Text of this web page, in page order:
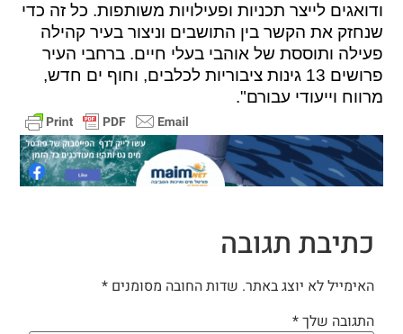
ודואגים לייצר תכניות ופעילויות משותפות. כל זה כדי
שנחזק את הקשר בין התושבים וניצור בעיר קהילה
פעילה ותוססת של אוהבי בעלי חיים. ברחבי העיר
פרושים 13 גינות ציבוריות לכלבים, וחוף ים חדש,
מרווח וייעודי עבורם".
כתיבת תגובה
האימייל לא יוצג באתר. שדות החובה מסומנים *
התגובה שלך*